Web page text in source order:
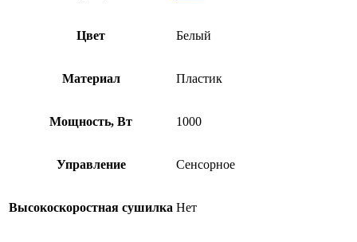
Цвет Белый
Материал Пластик
Мощность, Вт 1000
Управление Сенсорное
Высокоскоростная сушилка Нет